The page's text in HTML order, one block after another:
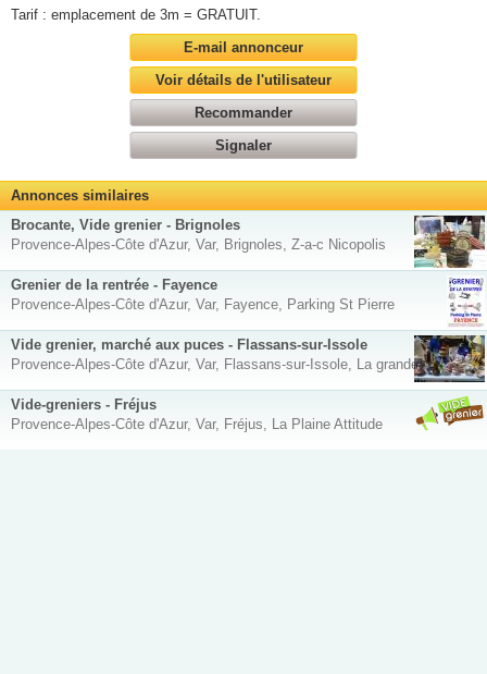
Tarif : emplacement de 3m = GRATUIT.
E-mail annonceur
Voir détails de l'utilisateur
Recommander
Signaler
Annonces similaires
Brocante, Vide grenier - Brignoles
Provence-Alpes-Côte d'Azur, Var, Brignoles, Z-a-c Nicopolis
Grenier de la rentrée - Fayence
Provence-Alpes-Côte d'Azur, Var, Fayence, Parking St Pierre
Vide grenier, marché aux puces - Flassans-sur-Issole
Provence-Alpes-Côte d'Azur, Var, Flassans-sur-Issole, La grande place
Vide-greniers - Fréjus
Provence-Alpes-Côte d'Azur, Var, Fréjus, La Plaine Attitude